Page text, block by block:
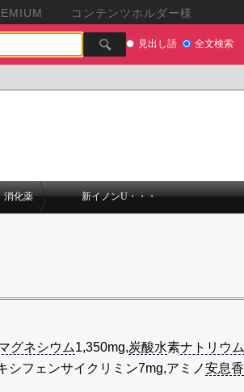
コンテンツホルダー様
見出し語 全文検索
消化薬 新イノンU・・・
グネシウム1,350mg,炭酸水素ナトリウム
シフェンサイクリミン7mg,アミノ安息香